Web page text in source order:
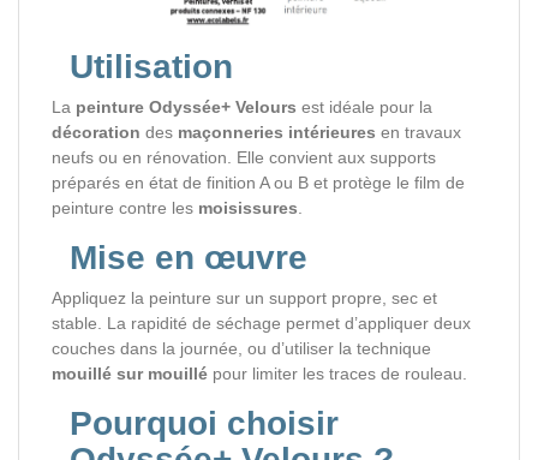
Utilisation
La peinture Odyssée+ Velours est idéale pour la
décoration des maçonneries intérieures en travaux
neufs ou en rénovation. Elle convient aux supports
préparés en état de finition A ou B et protège le film de
peinture contre les moisissures
Mise en œuvre
Appliquez la peinture sur un support propre, sec et
stable. La rapidité de séchage permet d’appliquer deux
couches dans la journée, ou d’utiliser la technique
mouillé sur mouillé pour limiter les traces de rouleau.
Pourquoi choisir